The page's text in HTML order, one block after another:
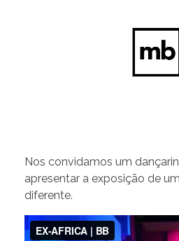
Nos convidamos um
apresentar a exposição de
diferente.